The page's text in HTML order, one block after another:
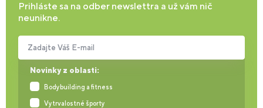
Prihláste sa na odber newslettra a už vám nič
neunikne.
Novinky z oblasti:
Bodybuilding a fitness
Vytrvalostné športy
Zadajte Váš E-mail